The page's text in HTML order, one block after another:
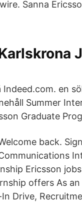
Sanna
en
Summer
Graduate
back.
Ericsson
offers As
Drive,